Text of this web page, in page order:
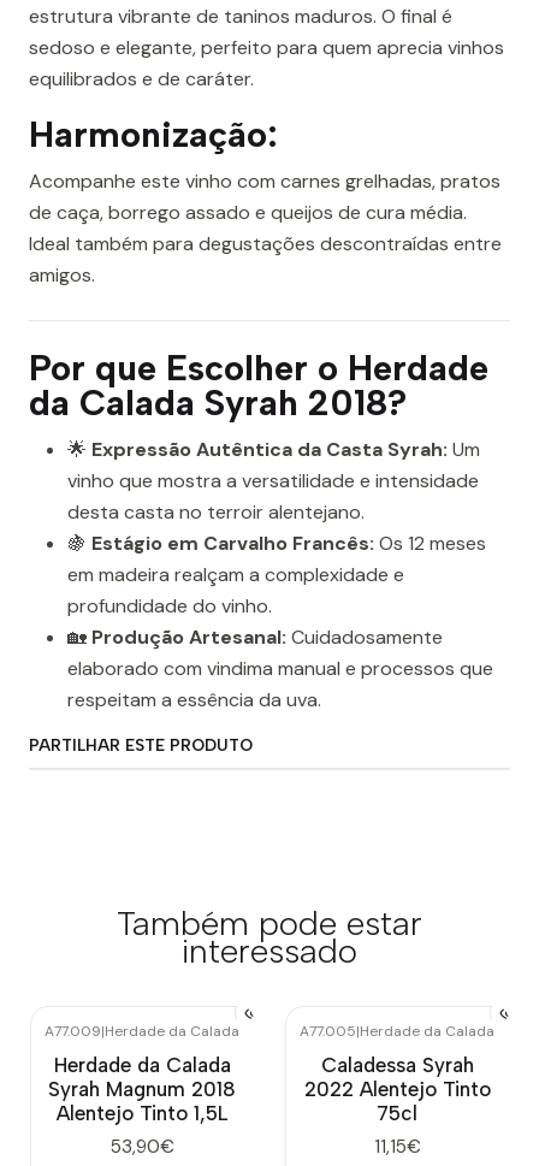
estrutura vibrante de taninos maduros. O final é
sedoso e elegante, perfeito para quem aprecia vinhos
equilibrados e de caráter.
Harmonização:
Acompanhe este vinho com carnes grelhadas, pratos
de caça, borrego assado e queijos de cura média.
Ideal também para degustações descontraídas entre
amigos.
Por que Escolher o Herdade
da Calada Syrah 2018?
🌟 Expressão Autêntica da Casta Syrah: Um
vinho que mostra a versatilidade e intensidade
desta casta no terroir alentejano.
🍇 Estágio em Carvalho Francês: Os 12 meses
em madeira realçam a complexidade e
profundidade do vinho.
🏡 Produção Artesanal: Cuidadosamente
elaborado com vindima manual e processos que
respeitam a essência da uva.
PARTILHAR ESTE PRODUTO
Também pode estar
interessado
A77.009|Herdade da Calada
Herdade da Calada
Syrah Magnum 2018
Alentejo Tinto 1,5L
53,90€
A77.005|Herdade da Calada
Caladessa Syrah
2022 Alentejo Tinto
75cl
11,15€